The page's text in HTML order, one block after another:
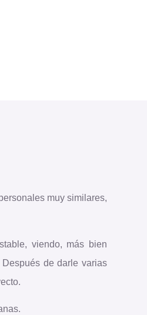
muy similares,
viendo, más bien
de darle varias